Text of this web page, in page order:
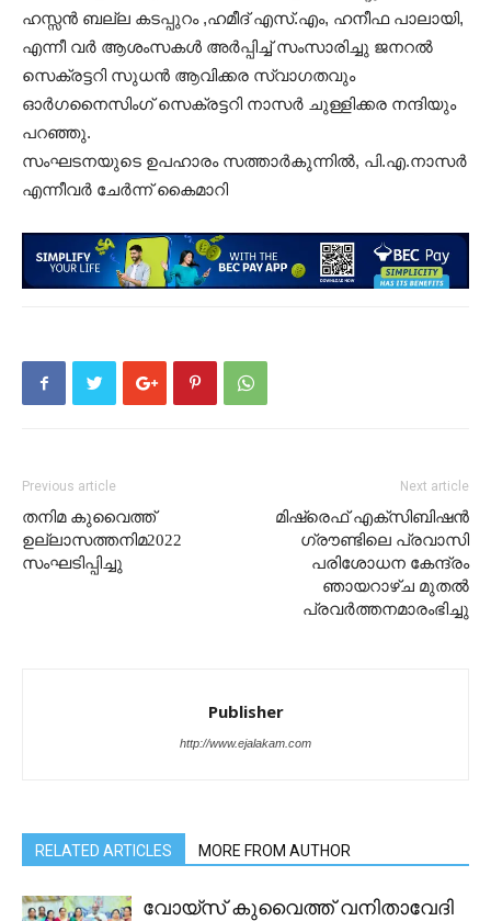
ഹസ്സൻ ബല്ല കടപ്പുറം ,ഹമീദ് എസ്.എം, ഹനീഫ പാലായി,
എന്നീ വർ ആശംസകൾ അർപ്പിച്ച് സംസാരിച്ചു ജനറൽ
സെക്രട്ടറി സുധൻ ആവിക്കര സ്വാഗതവും
ഓർഗനൈസിംഗ് സെക്രട്ടറി നാസർ ചുള്ളിക്കര നന്ദിയും
പറഞ്ഞു.
സംഘടനയുടെ ഉപഹാരം സത്താർകുന്നിൽ, പി.എ.നാസർ
എന്നീവർ ചേർന്ന് കൈമാറി
Previous article
തനിമ കുവൈത്ത്‌
ഉല്ലാസത്തനിമ2022
സംഘടിപ്പിച്ചു
Next article
മിഷ്രെഫ് എക്സിബിഷൻ
ഗ്രൗണ്ടിലെ പ്രവാസി
പരിശോധന കേന്ദ്രം
ഞായറാഴ്ച മുതൽ
പ്രവർത്തനമാരംഭിച്ചു
Publisher
http://www.ejalakam.com
RELATED ARTICLES MORE FROM AUTHOR
വോയ്സ് കുവൈത്ത് വനിതാവേദി